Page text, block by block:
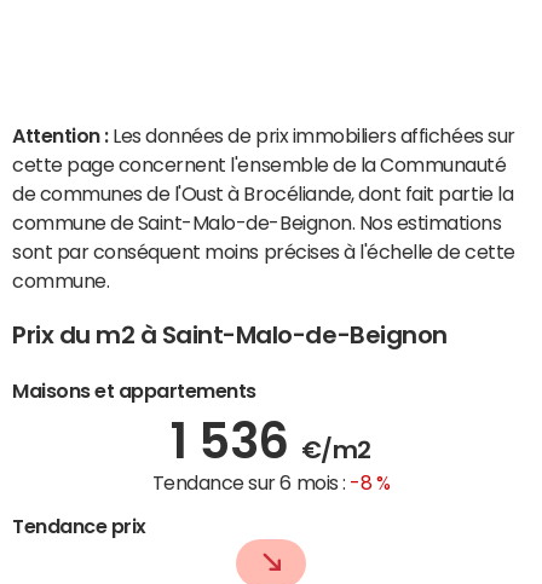
Attention : Les données de prix immobiliers affichées sur
cette page concernent l'ensemble de la Communauté
de communes de l'Oust à Brocéliande, dont fait partie la
commune de Saint-Malo-de-Beignon. Nos estimations
sont par conséquent moins précises à l'échelle de cette
commune.
Prix du m2 à Saint-Malo-de-Beignon
Maisons et appartements
1 536 €/m2
Tendance sur 6 mois : -8 %
Tendance prix